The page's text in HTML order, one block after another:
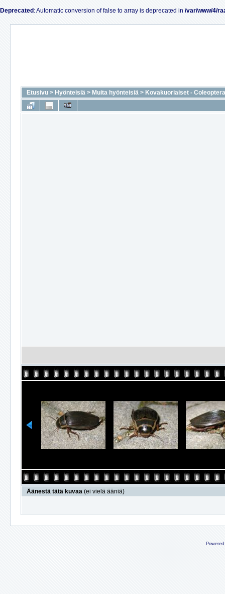
Deprecated : Automatic conversion of false to array is deprecated in /var/www/4/
Etusivu > Hyönteisiä > Muita hyönteisiä > Kovakuoriaiset - Coleoptera
Äänestä tätä kuvaa (ei vielä ääniä)